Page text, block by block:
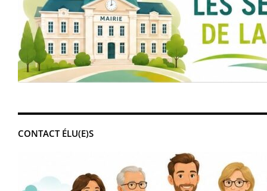
CONTACT ÉLU(E)S